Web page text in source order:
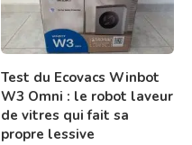
Test du Ecovacs Winbot
W3 Omni : le robot laveur
de vitres qui fait sa
propre lessive